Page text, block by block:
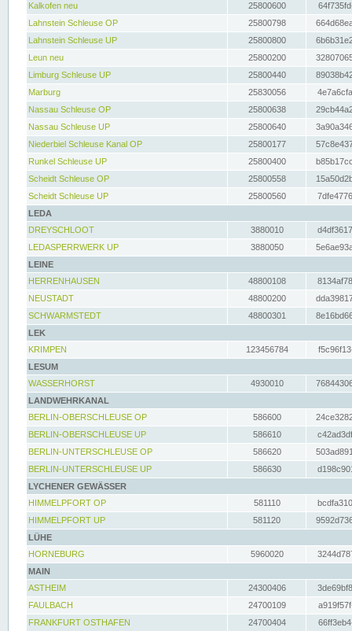
Kalkofen neu
25800600
Lahnstein Schleuse OP
25800798
Lahnstein Schleuse UP
25800800
Leun neu
25800200
Limburg Schleuse UP
25800440
Marburg
25830056
Nassau Schleuse OP
25800638
Nassau Schleuse UP
25800640
Niederbiel Schleuse Kanal OP
25800177
Runkel Schleuse UP
25800400
Scheidt Schleuse OP
25800558
Scheidt Schleuse UP
25800560
LEDA
DREYSCHLOOT
3880010
LEDASPERRWERK UP
3880050
LEINE
HERRENHAUSEN
48800108
NEUSTADT
48800200
SCHWARMSTEDT
48800301
LEK
KRIMPEN
123456784
LESUM
WASSERHORST
4930010
LANDWEHRKANAL
BERLIN-OBERSCHLEUSE OP
586600
BERLIN-OBERSCHLEUSE UP
586610
BERLIN-UNTERSCHLEUSE OP
586620
BERLIN-UNTERSCHLEUSE UP
586630
LYCHENER GEWÄSSER
HIMMELPFORT OP
581110
HIMMELPFORT UP
581120
LÜHE
HORNEBURG
5960020
MAIN
ASTHEIM
24300406
FAULBACH
24700109
FRANKFURT OSTHAFEN
24700404